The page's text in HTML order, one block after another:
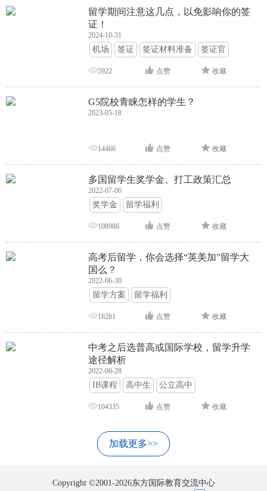
留学期间注意这几点，以免影响你的签
证！
2024-10-31
机场 签证 签证材料准备 签证官
签证面试 签证申请攻略
5922 点赞 收藏
G5院校青睐怎样的学生？
2023-05-18
14466 点赞 收藏
多国留学生奖学金、打工政策汇总
2022-07-06
奖学金 留学福利
108988 点赞 收藏
高考后留学，你会选择“英美加”留学大
国么？
2022-06-30
留学方案 留学福利
18261 点赞 收藏
中考之后选普高或国际学校，留学升学
途径解析
2022-06-28
IB课程 高中生 公立高中
104335 点赞 收藏
加载更多>>
Copyright ©2001-2026东方国际教育交流中心